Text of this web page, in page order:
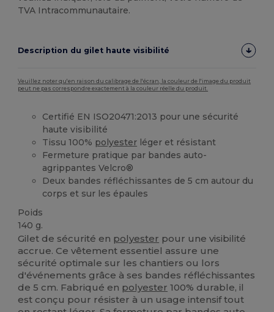
TVA Intracommunautaire.
Description du gilet haute visibilité
Veuillez noter qu'en raison du calibrage de l'écran, la couleur de l'image du produit
peut ne pas correspondre exactement à la couleur réelle du produit.
Certifié EN ISO20471:2013 pour une sécurité
haute visibilité
Tissu 100% polyester léger et résistant
Fermeture pratique par bandes auto-
agrippantes Velcro®
Deux bandes réfléchissantes de 5 cm autour du
corps et sur les épaules
Poids
140 g.
Gilet de sécurité en polyester pour une visibilité
accrue. Ce vêtement essentiel assure une
sécurité optimale sur les chantiers ou lors
d'événements grâce à ses bandes réfléchissantes
de 5 cm. Fabriqué en polyester 100% durable, il
est conçu pour résister à un usage intensif tout